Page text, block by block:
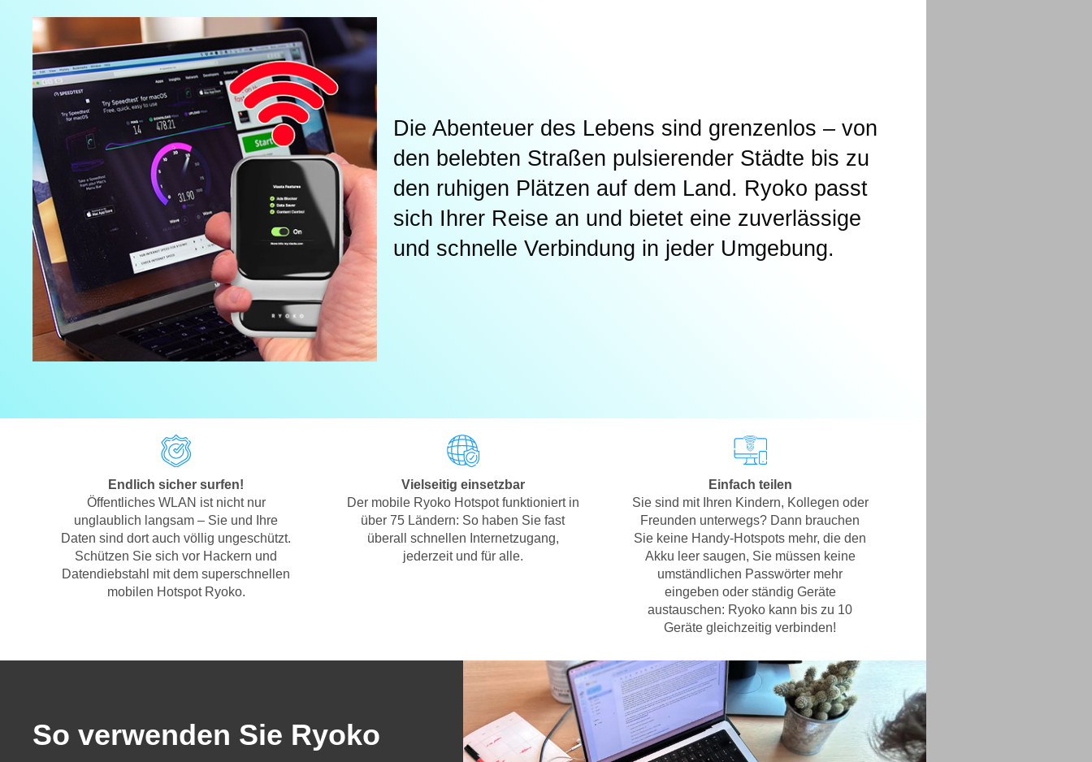
Die Abenteuer des Lebens sind grenzenlos – von
den belebten Straßen pulsierender Städte bis zu
den ruhigen Plätzen auf dem Land. Ryoko passt
sich Ihrer Reise an und bietet eine zuverlässige
und schnelle Verbindung in jeder Umgebung.
Endlich sicher surfen!
Öffentliches WLAN ist nicht nur
unglaublich langsam – Sie und Ihre
Daten sind dort auch völlig ungeschützt.
Schützen Sie sich vor Hackern und
Datendiebstahl mit dem superschnellen
mobilen Hotspot Ryoko.
Vielseitig einsetzbar
Der mobile Ryoko Hotspot funktioniert in
über 75 Ländern: So haben Sie fast
überall schnellen Internetzugang,
jederzeit und für alle.
Einfach teilen
Sie sind mit Ihren Kindern, Kollegen oder
Freunden unterwegs? Dann brauchen
Sie keine Handy-Hotspots mehr, die den
Akku leer saugen, Sie müssen keine
umständlichen Passwörter mehr
eingeben oder ständig Geräte
austauschen: Ryoko kann bis zu 10
Geräte gleichzeitig verbinden!
So verwenden Sie Ryoko